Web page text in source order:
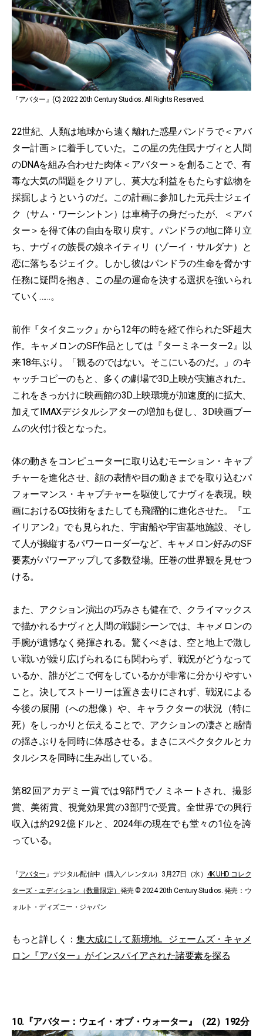
『アバター』(C) 2022 20th Century Studios. All Rights Reserved.
22世紀、人類は地球から遠く離れた惑星パンドラで＜アバ
ター計画＞に着手していた。この星の先住民ナヴィと人間
のDNAを組み合わせた肉体＜アバター＞を創ることで、有
毒な大気の問題をクリアし、莫大な利益をもたらす鉱物を
採掘しようというのだ。この計画に参加した元兵士ジェイ
ク（サム・ワーシントン）は車椅子の身だったが、＜アバ
ター＞を得て体の自由を取り戻す。パンドラの地に降り立
ち、ナヴィの族長の娘ネイティリ（ゾーイ・サルダナ）と
恋に落ちるジェイク。しかし彼はパンドラの生命を脅かす
任務に疑問を抱き、この星の運命を決する選択を強いられ
ていく……。
前作『タイタニック』から12年の時を経て作られたSF超大
作。キャメロンのSF作品としては『ターミネーター2』以
来18年ぶり。「観るのではない。そこにいるのだ。」のキ
ャッチコピーのもと、多くの劇場で3D上映が実施された。
これをきっかけに映画館の3D上映環境が加速度的に拡大、
加えてIMAXデジタルシアターの増加も促し、3D映画ブー
ムの火付け役となった。
体の動きをコンピューターに取り込むモーション・キャプ
チャーを進化させ、顔の表情や目の動きまでを取り込むパ
フォーマンス・キャプチャーを駆使してナヴィを表現。映
画におけるCG技術をまたしても飛躍的に進化させた。『エ
イリアン2』でも見られた、宇宙船や宇宙基地施設、そし
て人が操縦するパワーローダーなど、キャメロン好みのSF
要素がパワーアップして多数登場。圧巻の世界観を見せつ
ける。
また、アクション演出の巧みさも健在で、クライマックス
で描かれるナヴィと人間の戦闘シーンでは、キャメロンの
手腕が遺憾なく発揮される。驚くべきは、空と地上で激し
い戦いが繰り広げられるにも関わらず、戦況がどうなって
いるか、誰がどこで何をしているかが非常に分かりやすい
こと。決してストーリーは置き去りにされず、戦況による
今後の展開（への想像）や、キャラクターの状況（特に
死）をしっかりと伝えることで、アクションの凄さと感情
の揺さぶりを同時に体感させる。まさにスペクタクルとカ
タルシスを同時に生み出している。
第82回アカデミー賞では9部門でノミネートされ、撮影
賞、美術賞、視覚効果賞の3部門で受賞。全世界での興行
収入は約29.2億ドルと、2024年の現在でも堂々の1位を誇
っている。
『アバター』デジタル配信中（購入／レンタル）3月27日（水） 4K UHD コレク
ターズ・エディション（数量限定） 発売 © 2024 20th Century Studios. 発売：ウ
ォルト・ディズニー・ジャパン
もっと詳しく： 集大成にして新境地。ジェームズ・キャメ
ロン『アバター』がインスパイアされた諸要素を探る
10.『アバター：ウェイ・オブ・ウォーター』（22）192分